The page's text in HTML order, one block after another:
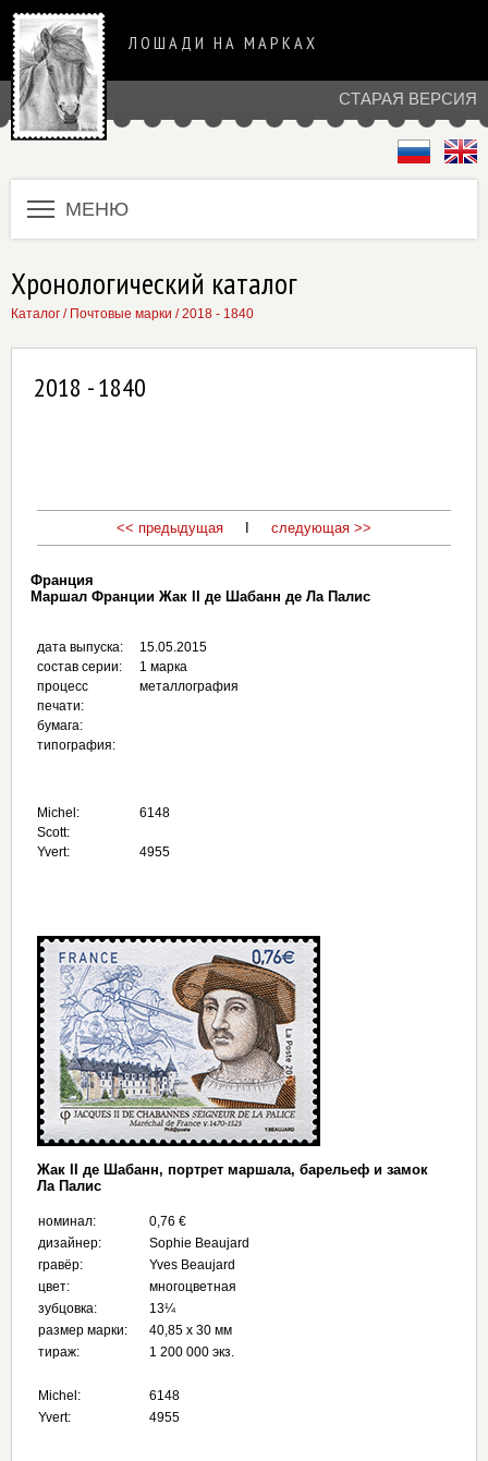
СТАРАЯ ВЕРСИЯ
ЛОШАДИ НА МАРКАХ
МЕНЮ
Хронологический каталог
Каталог / Почтовые марки /2018 - 1840
2018 - 1840
<< предыдущая следующая >>
Франция
Маршал Франции Жак II де Шабанн де Ла Палис
дата выпуска:
состав серии:
процесс
печати:
бумага:
типография:
15.05.2015
1 марка
металлография
Michel:
Scott:
Yvert:
6148
4955
Жак II де Шабанн, портрет маршала, барельеф и замок
Ла Палис
номинал:
0,76 €
дизайнер:
Sophie Beaujard
гравёр:
Yves Beaujard
цвет:
многоцветная
зубцовка:
13¼
размер марки:
40,85 x 30 мм
тираж:
1 200 000 экз.
Michel:
6148
Yvert:
4955